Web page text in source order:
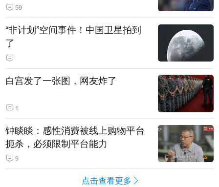
59
“非计划”空间事件！中国卫星拍到
了
白宫发了一张图，网友炸了
1
钟睒睒：感性消费被线上购物平台
扼杀，必须限制平台能力
9
点击查看更多